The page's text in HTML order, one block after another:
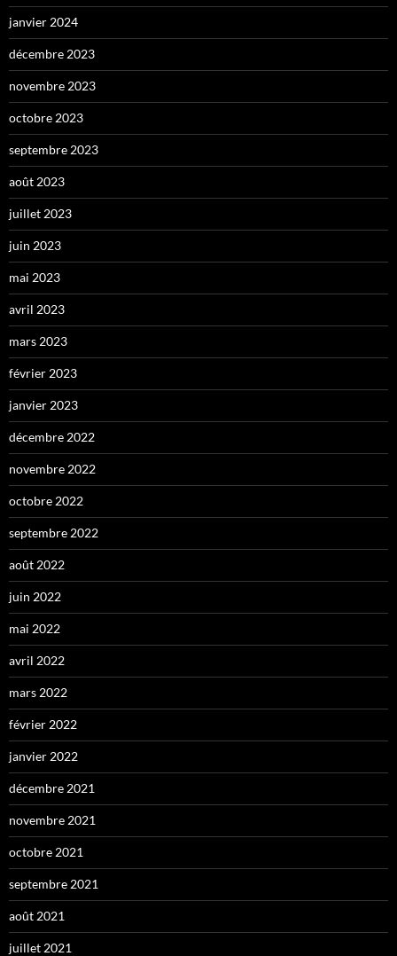
janvier 2024
décembre 2023
novembre 2023
octobre 2023
septembre 2023
août 2023
juillet 2023
juin 2023
mai 2023
avril 2023
mars 2023
février 2023
janvier 2023
décembre 2022
novembre 2022
octobre 2022
septembre 2022
août 2022
juin 2022
mai 2022
avril 2022
mars 2022
février 2022
janvier 2022
décembre 2021
novembre 2021
octobre 2021
septembre 2021
août 2021
juillet 2021